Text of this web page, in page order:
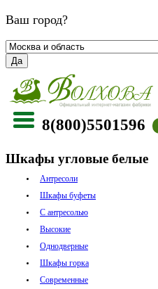
Ваш город?
Да
8(800)5501596
Шкафы угловые белые
Антресоли
Шкафы буфеты
С антресолью
Высокие
Однодверные
Шкафы горка
Современные